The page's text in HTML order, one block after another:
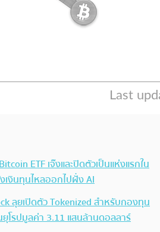
ETF เจ๊งและปิดตัวเป็นแห่งแรกใน
เงินทุนไหลออกไปฝั่ง AI
ลุยเปิดตัว Tokenized สำหรับกองทุน
ยุโรปมูลค่า 3.11 แสนล้านดอลลาร์